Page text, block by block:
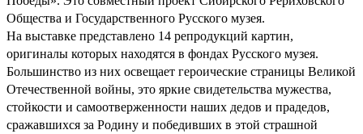
Общества и Государственного Русского музея.
На выставке представлено 14 репродукций картин,
оригиналы которых находятся в фондах Русского музея.
Большинство из них освещает героические страницы Великой
Отечественной войны, это яркие свидетельства мужества,
стойкости и самоотверженности наших дедов и прадедов,
сражавшихся за Родину и победивших в этой страшной